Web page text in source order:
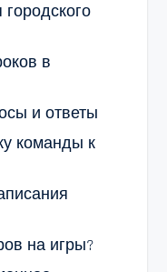
в
и ответы
команды к
на игры?